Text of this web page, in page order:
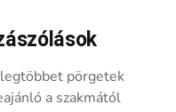
pörgetek
a szakmától